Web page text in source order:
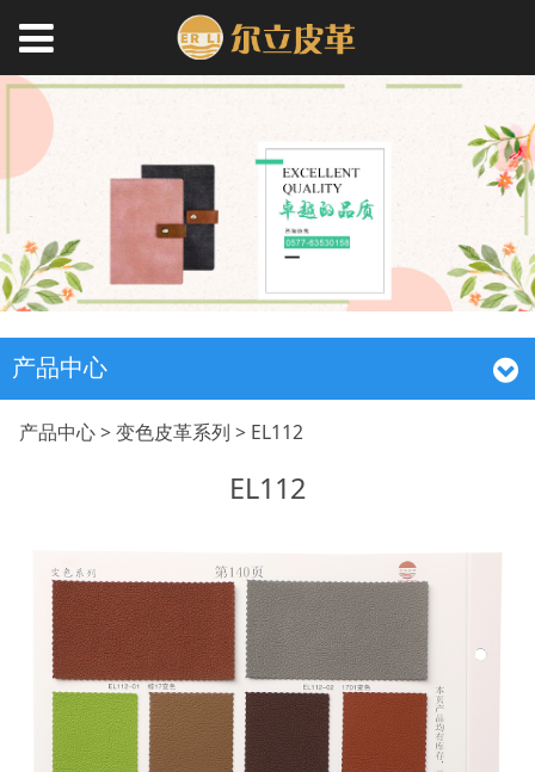
产品中心
EL112
产品中心>变色皮革系列 > EL112
EL112